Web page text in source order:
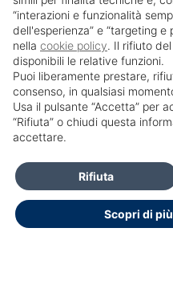
SailPortal
Contatti
Per Informazioni e accesso
Formazione:
“interazioni e funzionalità
dell'esperienza” e “targeting
nella cookie policy. Il rifiuto
disponibili le relative funzioni.
Puoi liberamente prestare,
consenso, in qualsiasi
Usa il pulsante “Accetta” per
“Rifiuta” o chiudi questa
accettare.
Scopri di
Rifiuta